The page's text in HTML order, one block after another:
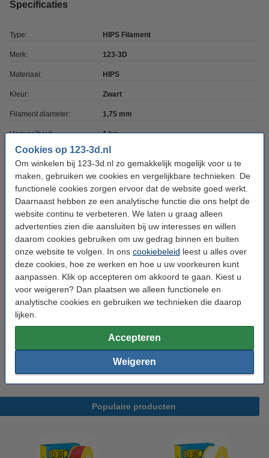
Cookies op 123-3d.nl
Om winkelen bij 123-3d.nl zo gemakkelijk mogelijk voor u te
maken, gebruiken we cookies en vergelijkbare technieken. De
functionele cookies zorgen ervoor dat de website goed werkt.
Daarnaast hebben ze een analytische functie die ons helpt de
website continu te verbeteren. We laten u graag alleen
advertenties zien die aansluiten bij uw interesses en willen
daarom cookies gebruiken om uw gedrag binnen en buiten
onze website te volgen. In ons cookiebeleid leest u alles over
deze cookies, hoe ze werken en hoe u uw voorkeuren kunt
aanpassen. Klik op accepteren om akkoord te gaan. Kiest u
voor weigeren? Dan plaatsen we alleen functionele en
analytische cookies en gebruiken we technieken die daarop
lijken.
Accepteren
Weigeren
Specificaties
Type: HIPS Filament
Merk: 123-3D
Materiaal: HIPS
Kleur: Zwart
Filament diameter: 1,75 mm
Hoeveelheid: 1 kg
Printtemperatuur: 235 - 250 °C
Heated bed temp: 80 - 100 °C
Max. deviatie: ± 0,05 mm
Rondheid: >95%
Spoel buitendiameter: Ø 20,0 cm
Spoel binnendiameter: Ø 5,2 cm
Spoel breedte: 6,8 cm
Gewicht lege spoel:
DHM00160
Vervangt artikelnr oud: DFH11000
Populaire producten